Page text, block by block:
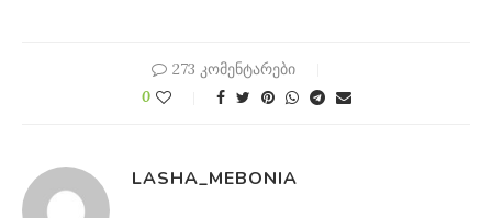
273 კომენტარები
0
LASHA_MEBONIA